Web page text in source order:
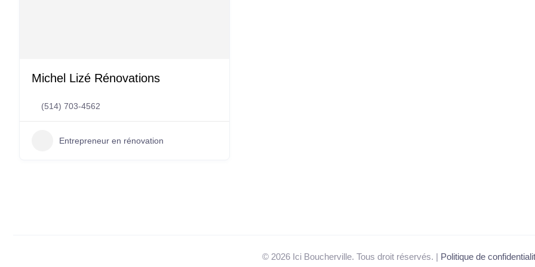
Michel Lizé Rénovations
(514) 703-4562
Entrepreneur en rénovation
© 2026 Ici Boucherville. Tous droit réservés. | Politique de